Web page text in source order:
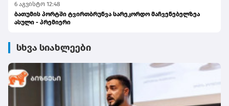
6 აგვისტო 12:48
ბათუმის პორტში ტვირთბრუნვა სარეკორდო მაჩვენებელზეა
ასული - პრემიერი
სხვა სიახლეები